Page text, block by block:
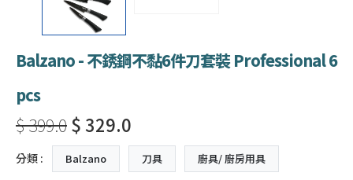
Balzano - 不銹鋼不黏6件刀套裝 Professional 6
pcs
$ 399.0$ 329.0
分類 : Balzano 刀具 廚具/ 廚房用具